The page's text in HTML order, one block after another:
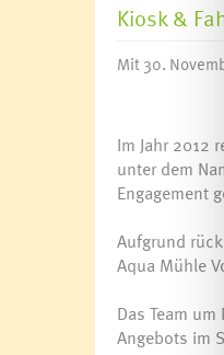
Kiosk &
Mit 30.
Im Jahr 2012
unter dem
Engagement
Aufgrund
Aqua Mühle
Das Team
Angebots im